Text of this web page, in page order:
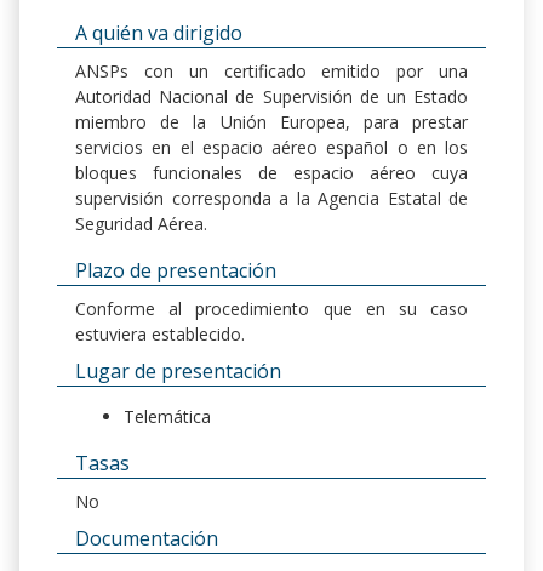
A quién va dirigido
ANSPs con un certificado emitido por una
Autoridad Nacional de Supervisión de un Estado
miembro de la Unión Europea, para prestar
servicios en el espacio aéreo español o en los
bloques funcionales de espacio aéreo cuya
supervisión corresponda a la Agencia Estatal de
Seguridad Aérea.
Plazo de presentación
Conforme al procedimiento que en su caso
estuviera establecido.
Lugar de presentación
Telemática
Tasas
No
Documentación